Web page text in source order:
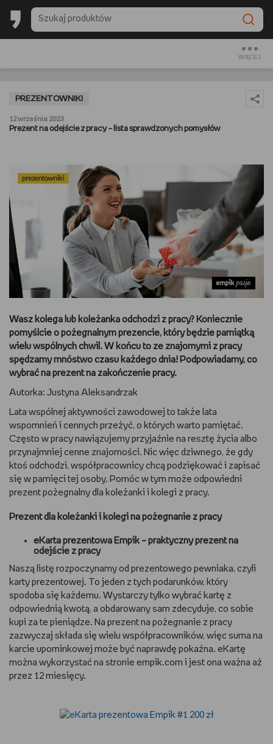
WIĘCEJ
BACK TO SCHOOL
SŁUCHAM
BACK TO SCHOOL
PREZENTOWNIKI
GOTUJĘ
DBAM O URODĘ
TRENUJĘ
URZĄDZAM I DEKORUJĘ
PASJE DZIECKA
GRAM
REDAKCJA
WYDARZENIA
POD PATRONATEM EMPIKU
PREZENTOWNIKI
12 września 2023
Prezent na odejście z pracy – lista sprawdzonych pomysłów
Wasz kolega lub koleżanka odchodzi z pracy? Koniecznie
pomyślcie o pożegnalnym prezencie, który będzie pamiątką
wielu wspólnych chwil. W końcu to ze znajomymi z pracy
spędzamy mnóstwo czasu każdego dnia! Podpowiadamy, co
wybrać na prezent na zakończenie pracy.
Autorka: Justyna Aleksandrzak
Lata wspólnej aktywności zawodowej to także lata
wspomnień i cennych przeżyć, o których warto pamiętać.
Często w pracy nawiązujemy przyjaźnie na resztę życia albo
przynajmniej cenne znajomości. Nic więc dziwnego, że gdy
ktoś odchodzi, współpracownicy chcą podziękować i zapisać
się w pamięci tej osoby. Pomóc w tym może odpowiedni
prezent pożegnalny dla koleżanki i kolegi z pracy.
Prezent dla koleżanki i kolegi na pożegnanie z pracy
eKarta prezentowa Empik – praktyczny prezent na
odejście z pracy
Naszą listę rozpoczynamy od prezentowego pewniaka, czyli
karty prezentowej. To jeden z tych podarunków, który
spodoba się każdemu. Wystarczy tylko wybrać kartę z
odpowiednią kwotą, a obdarowany sam zdecyduje, co sobie
kupi za te pieniądze. Na prezent na pożegnanie z pracy
zazwyczaj składa się wielu współpracowników, więc suma na
karcie upominkowej może być naprawdę pokaźna. eKartę
można wykorzystać na stronie empik.com i jest ona ważna aż
przez 12 miesięcy.